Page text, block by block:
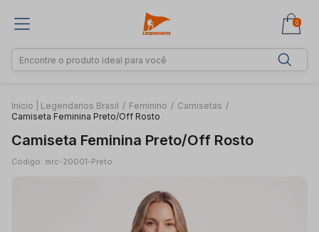
0
Início | Legendarios Brasil / Feminino / Camisetas /
Camiseta Feminina Preto/Off Rosto
Camiseta Feminina Preto/Off Rosto
Código: mrc-20001-Preto